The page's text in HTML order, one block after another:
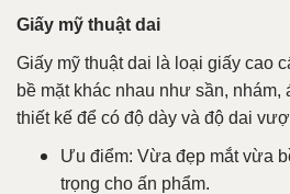
Giấy mỹ thuật dai
Giấy mỹ thuật dai là loại giấy cao
bề mặt khác nhau như sần,
thiết kế để có độ dày và độ dai
Ưu điểm: Vừa đẹp mắt vừa
trọng cho ấn phẩm.